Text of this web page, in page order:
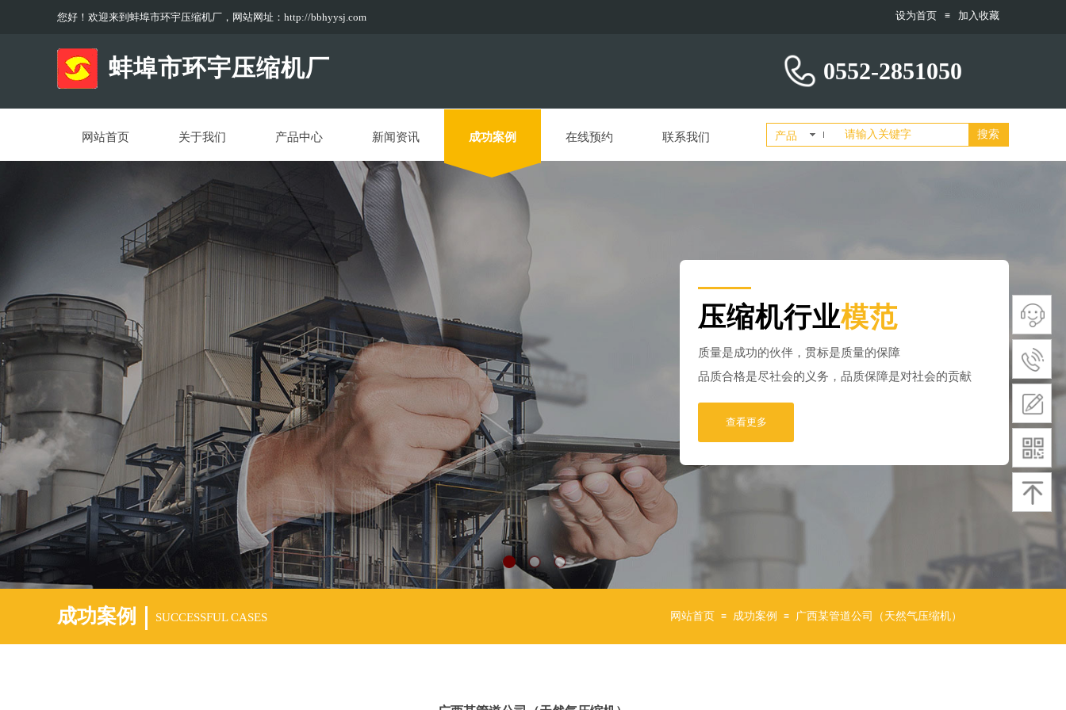
设为首页 ≡ 加入收藏
您好！欢迎来到蚌埠市环宇压缩机厂，网站网址： http://bbhyysj.com
0552-2851050
蚌埠市环宇压缩机厂
网站首页 关于我们 产品中心 新闻资讯 成功案例 在线预约 联系我们 产品 搜索
压缩机行业模范
质量是成功的伙伴，贯标是质量的保障
品质合格是尽社会的义务，品质保障是对社会的贡献
查看更多
SUCCESSFUL CASES 网站首页 ≡ 成功案例 ≡ 广西某管道公司（天然气压缩机）
成功案例